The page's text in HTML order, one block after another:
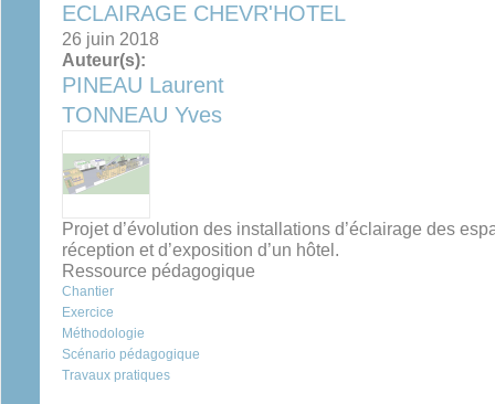
ECLAIRAGE CHEVR'HOTEL
26 juin 2018
Auteur(s):
PINEAU Laurent
TONNEAU Yves
Projet d’évolution des installations d’éclairage des
réception et d’exposition d’un hôtel.
Ressource pédagogique
Chantier
Exercice
Méthodologie
Scénario pédagogique
Travaux pratiques